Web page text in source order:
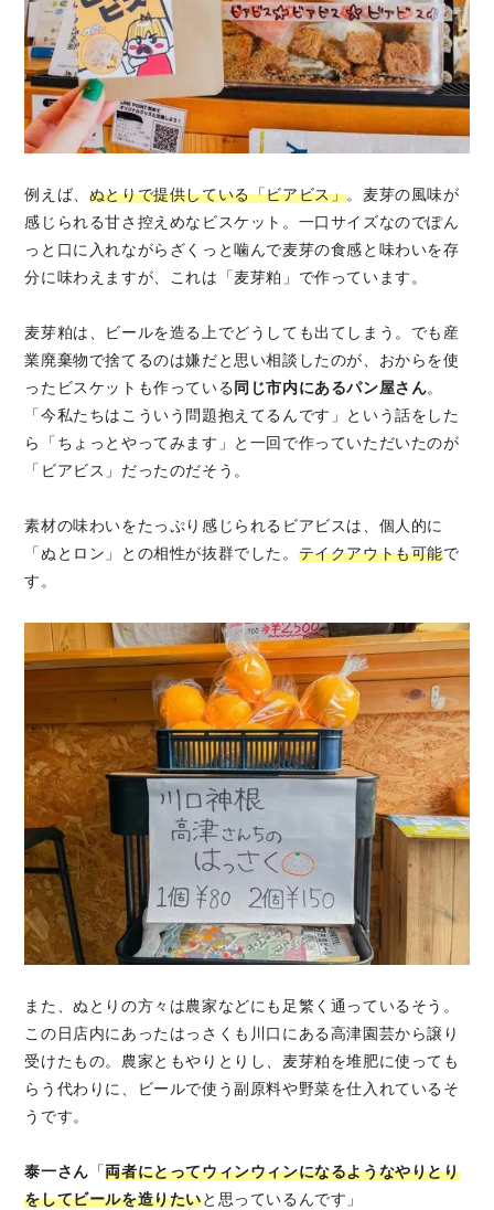
例えば、 ぬとりで提供している「ビアビス」。麦芽の風味が
感じられる甘さ控えめなビスケット。一口サイズなのでぽん
っと口に入れながらざくっと噛んで麦芽の食感と味わいを存
分に味わえますが、これは「麦芽粕」で作っています。
麦芽粕は、ビールを造る上でどうしても出てしまう。でも産
業廃棄物で捨てるのは嫌だと思い相談したのが、おからを使
ったビスケットも作っている 同じ市内にあるパン屋さん。
「今私たちはこういう問題抱えてるんです」という話をした
ら「ちょっとやってみます」と一回で作っていただいたのが
「ビアビス」だったのだそう。
素材の味わいをたっぷり感じられるビアビスは、個人的に
「ぬとロン」との相性が抜群でした。 テイクアウトも可能で
す。
また、ぬとりの方々は農家などにも足繁く通っているそう。
この日店内にあったはっさくも川口にある高津園芸から譲り
受けたもの。農家ともやりとりし、麦芽粕を堆肥に使っても
らう代わりに、ビールで使う副原料や野菜を仕入れているそ
うです。
泰一さん 「両者にとってウィンウィンになるようなやりとり
をしてビールを造りたいと思っているんです」